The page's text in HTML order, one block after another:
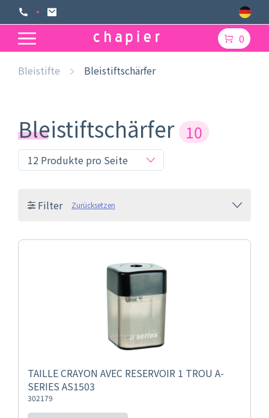
0
Bleistifte Bleistiftschärfer
Bleistiftschärfer 10
Filter Zurücksetzen
TAILLE CRAYON AVEC RESERVOIR 1 TROU A-
SERIES AS1503
302179